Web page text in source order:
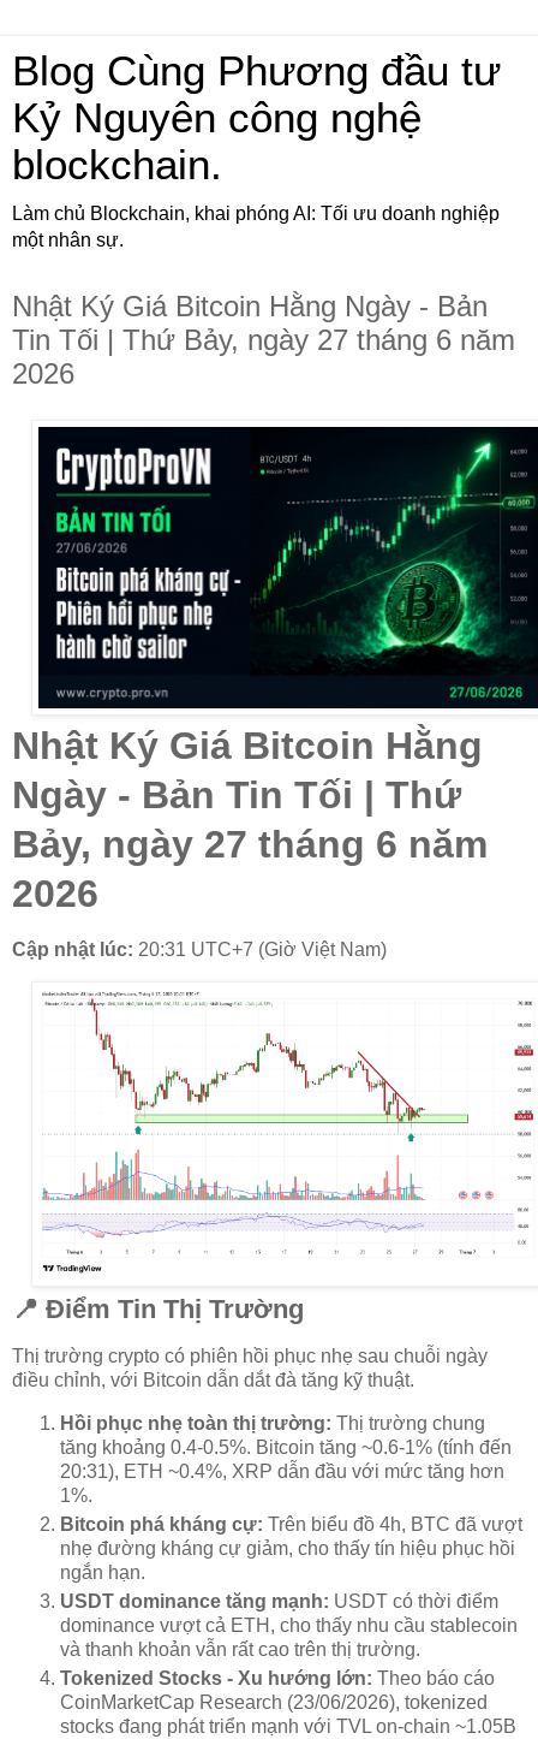
Blog Cùng Phương đầu tư
Kỷ Nguyên công nghệ
blockchain.
Làm chủ Blockchain, khai phóng AI: Tối ưu doanh nghiệp
một nhân sự.
Nhật Ký Giá Bitcoin Hằng Ngày - Bản
Tin Tối | Thứ Bảy, ngày 27 tháng 6 năm
2026
Nhật Ký Giá Bitcoin Hằng
Ngày - Bản Tin Tối | Thứ
Bảy, ngày 27 tháng 6 năm
2026
Cập nhật lúc: 20:31 UTC+7 (Giờ Việt Nam)
📍 Điểm Tin Thị Trường
Thị trường crypto có phiên hồi phục nhẹ sau chuỗi ngày
điều chỉnh, với Bitcoin dẫn dắt đà tăng kỹ thuật.
Hồi phục nhẹ toàn thị trường: Thị trường chung
tăng khoảng 0.4-0.5%. Bitcoin tăng ~0.6-1% (tính đến
20:31), ETH ~0.4%, XRP dẫn đầu với mức tăng hơn
1%.
Bitcoin phá kháng cự: Trên biểu đồ 4h, BTC đã vượt
nhẹ đường kháng cự giảm, cho thấy tín hiệu phục hồi
ngắn hạn.
USDT dominance tăng mạnh: USDT có thời điểm
dominance vượt cả ETH, cho thấy nhu cầu stablecoin
và thanh khoản vẫn rất cao trên thị trường.
Tokenized Stocks - Xu hướng lớn: Theo báo cáo
CoinMarketCap Research (23/06/2026), tokenized
stocks đang phát triển mạnh với TVL on-chain ~1.05B